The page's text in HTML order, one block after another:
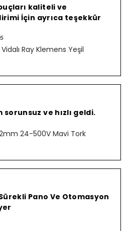
kaliteli ve
İçin ayrıca teşekkür
Ray Klemens Yeşil
ve hızlı geldi.
24-500V Mavi Tork
Pano Ve Otomasyon